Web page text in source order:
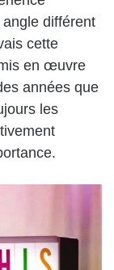
angle différent
cette
en œuvre
années que
les